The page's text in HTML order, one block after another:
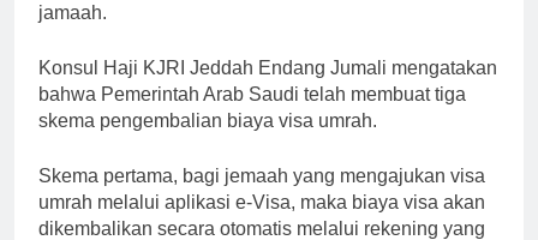
jamaah.
Konsul Haji KJRI Jeddah Endang Jumali mengatakan
bahwa Pemerintah Arab Saudi telah membuat tiga
skema pengembalian biaya visa umrah.
Skema pertama, bagi jemaah yang mengajukan visa
umrah melalui aplikasi e-Visa, maka biaya visa akan
dikembalikan secara otomatis melalui rekening yang